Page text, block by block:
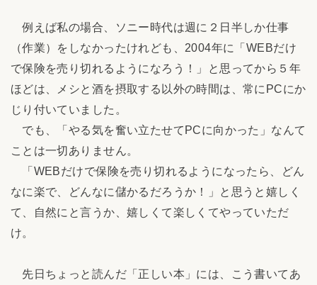
例えば私の場合、ソニー時代は週に２日半しか仕事
（作業）をしなかったけれども、2004年に「WEBだけ
で保険を売り切れるようになろう！」と思ってから５年
ほどは、メシと酒を摂取する以外の時間は、常にPCにか
じり付いていました。
でも、「やる気を奮い立たせてPCに向かった」なんて
ことは一切ありません。
「WEBだけで保険を売り切れるようになったら、どん
なに楽で、どんなに儲かるだろうか！」と思うと嬉しく
て、自然にと言うか、嬉しくて楽しくてやっていただ
け。
先日ちょっと読んだ「正しい本」には、こう書いてあ